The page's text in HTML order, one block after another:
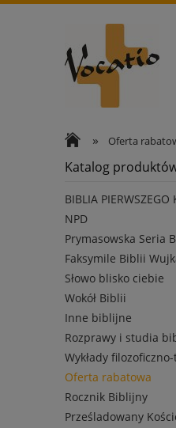
» Oferta
Katalog
BIBLIA PIERWSZEGO
NPD
Prymasowska Seria
Faksymile Biblii
Słowo blisko ciebie
Wokół Biblii
Inne biblijne
Rozprawy i studia
Wykłady
Oferta rabatowa
Rocznik Biblijny
Prześladowany